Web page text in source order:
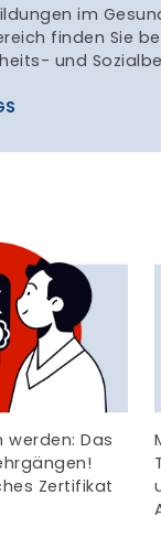
im
finden Sie
und
Das
Zertifikat